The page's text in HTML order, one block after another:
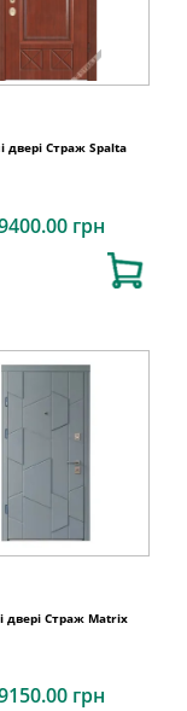
двері Страж Spalta
грн
двері Страж Matrix
грн